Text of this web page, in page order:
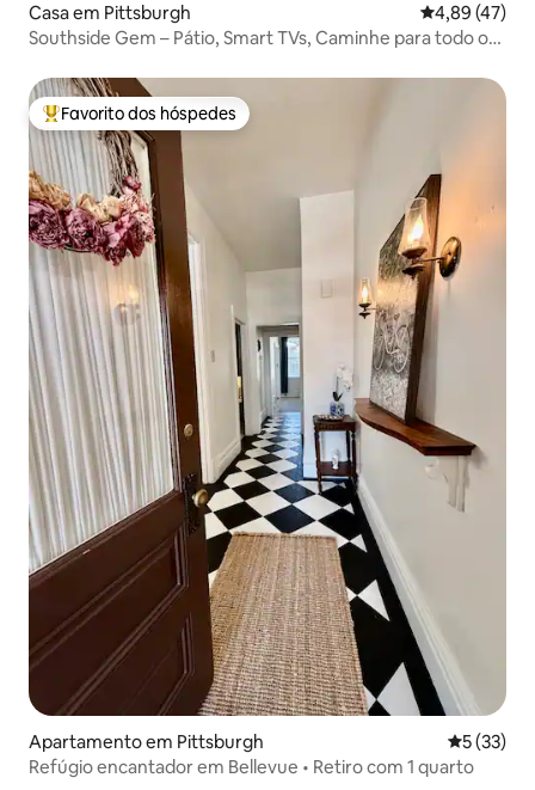
Casa em Pittsburgh Classificação
4,89 (47)
Southside Gem – Pátio, Smart TVs, Caminhe para todo o
Favoritos dos hóspedes mais apreciados
Favorito dos hóspedes
Apartamento em Pittsburgh
5 (33)
Refúgio encantador em Bellevue • Retiro com 1 quarto